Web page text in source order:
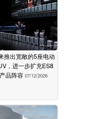
推出宽敞的5座电动
，进一步扩充ES8
产品阵容 07/12/2026